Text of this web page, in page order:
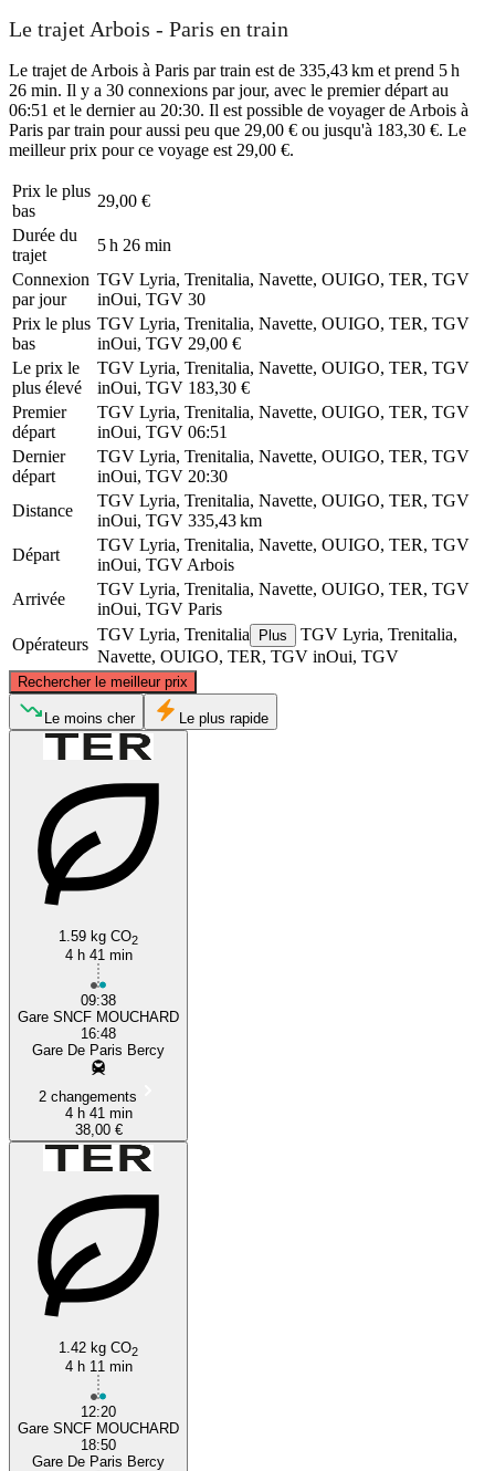
Le trajet Arbois - Paris en train
Le trajet de Arbois à Paris par train est de 335,43 km et prend 5 h
26 min. Il y a 30 connexions par jour, avec le premier départ au
06:51 et le dernier au 20:30. Il est possible de voyager de Arbois à
Paris par train pour aussi peu que 29,00 € ou jusqu'à 183,30 €. Le
meilleur prix pour ce voyage est 29,00 €.
Prix ​​le plus
bas
29,00 €
Durée du
trajet
5 h 26 min
Connexion
par jour
TGV Lyria, Trenitalia, Navette, OUIGO, TER, TGV
inOui, TGV 30
Prix ​​le plus
bas
TGV Lyria, Trenitalia, Navette, OUIGO, TER, TGV
inOui, TGV 29,00 €
Le prix le
plus élevé
TGV Lyria, Trenitalia, Navette, OUIGO, TER, TGV
inOui, TGV 183,30 €
Premier
départ
TGV Lyria, Trenitalia, Navette, OUIGO, TER, TGV
inOui, TGV 06:51
Dernier
départ
TGV Lyria, Trenitalia, Navette, OUIGO, TER, TGV
inOui, TGV 20:30
Distance
TGV Lyria, Trenitalia, Navette, OUIGO, TER, TGV
inOui, TGV 335,43 km
Départ
TGV Lyria, Trenitalia, Navette, OUIGO, TER, TGV
inOui, TGV Arbois
Arrivée
TGV Lyria, Trenitalia, Navette, OUIGO, TER, TGV
inOui, TGV Paris
Opérateurs
TGV Lyria, Trenitalia Plus
TGV Lyria, Trenitalia,
Navette, OUIGO, TER, TGV inOui, TGV
Rechercher le meilleur prix
Paris
©CARTO, ©OpenStreetMap contributors
Le moins cher Le plus rapide
1.59 kg CO2
4 h 41 min
09:38
Gare SNCF MOUCHARD
16:48
Gare De Paris Bercy
2 changements
4 h 41 min
38,00 €
1.42 kg CO2
4 h 11 min
12:20
Gare SNCF MOUCHARD
18:50
Gare De Paris Bercy